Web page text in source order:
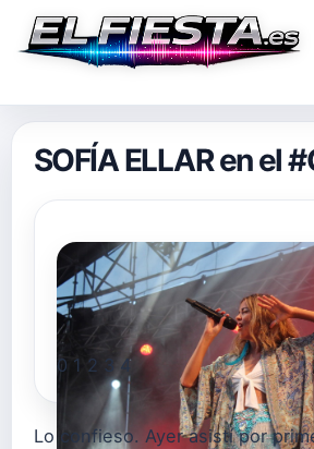
SOFÍA ELLAR en el
0 1 2 3 4
Lo confieso. Ayer asistí por